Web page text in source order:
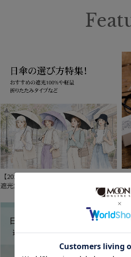
【2026年】日傘の選び方おすすめ特集！
遮光100%や折りたたみや軽量